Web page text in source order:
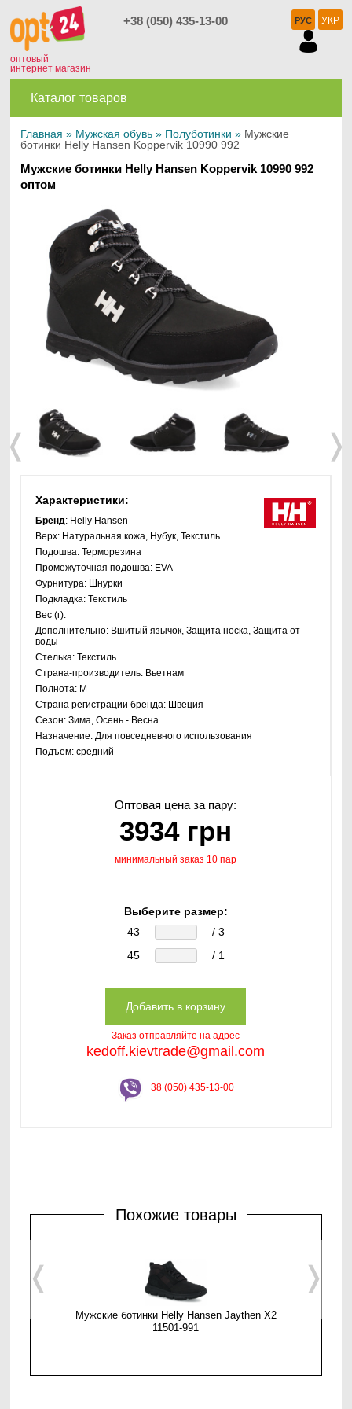
оптовый
интернет магазин
+38 (050) 435-13-00 РУС УКР
Каталог товаров
Главная » Мужская обувь » Полуботинки » Мужские
ботинки Helly Hansen Koppervik 10990 992
Мужские ботинки Helly Hansen Koppervik 10990 992
оптом
❬ ❭
Характеристики:
Бренд: Helly Hansen
Верх: Натуральная кожа, Нубук, Текстиль
Подошва:Терморезина
Промежуточная подошва: EVA
Фурнитура: Шнурки
Подкладка:Текстиль
Вес (г):
Дополнительно: Вшитый язычок, Защита носка, Защита от
воды
Стелька:Текстиль
Страна-производитель: Вьетнам
Полнота: M
Страна регистрации бренда: Швеция
Сезон:Зима, Осень - Весна
Назначение:Для повседневного использования
Подъем:средний
Оптовая цена за пару:
3934 грн
минимальный заказ 10 пар
Выберите размер:
43
/ 3
45
/ 1
Заказ отправляйте на адрес
kedoff.kievtrade@gmail.com
+38 (050) 435-13-00
Похожие товары
Мужские ботинки Helly Hansen Jaythen X2
11501-991
❬ ❭